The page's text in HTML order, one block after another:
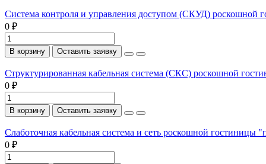
Система контроля и управления доступом (СКУД) роскошной
0 ₽
В корзину Оставить заявку
Структурированная кабельная система (СКС) роскошной
0 ₽
В корзину Оставить заявку
Слаботочная кабельная система и сеть роскошной гостиницы
0 ₽